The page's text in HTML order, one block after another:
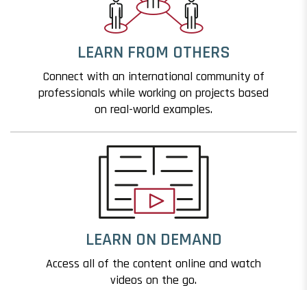
LEARN FROM OTHERS
Connect with an international community of
professionals while working on projects based
on real-world examples.
LEARN ON DEMAND
Access all of the content online and watch
videos on the go.